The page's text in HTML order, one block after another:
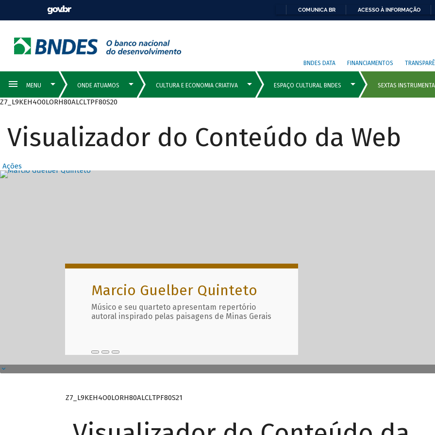
COMUNICA BR ACESSO À INFORMAÇÃO
BNDES DATA FINANCIAMENTOS
Z7_L9KEH4O0LORH80ALCLTPF80S20
Visualizador do Conteúdo da Web
Ações
Destaques Principais com
Marcio Guelber Quinteto
Músico e seu quarteto apresentam repertório
autoral inspirado pelas paisagens de Minas Gerais
Z7_L9KEH4O0LORH80ALCLTPF80S21